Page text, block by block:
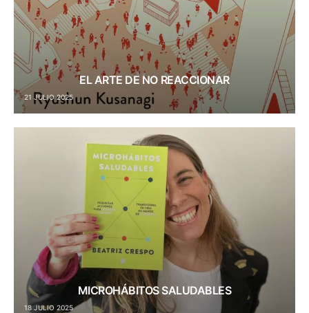
EL ARTE DE NO REACCIONAR
21 JULIO 2025
MICROHÁBITOS SALUDABLES
18 JULIO 2025